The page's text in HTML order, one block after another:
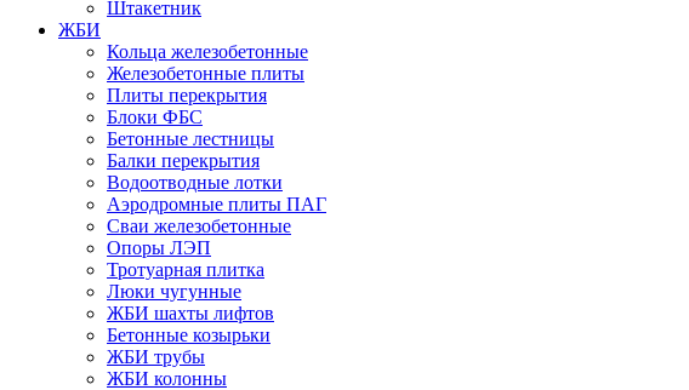
Штакетник
ЖБИ
Кольца железобетонные
Железобетонные плиты
Плиты перекрытия
Блоки ФБС
Бетонные лестницы
Балки перекрытия
Водоотводные лотки
Аэродромные плиты ПАГ
Сваи железобетонные
Опоры ЛЭП
Тротуарная плитка
Люки чугунные
ЖБИ шахты лифтов
Бетонные козырьки
ЖБИ трубы
ЖБИ колонны